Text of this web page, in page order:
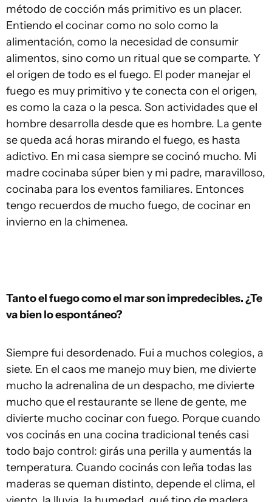
método de cocción más primitivo es un placer.
Entiendo el cocinar como no solo como la
alimentación, como la necesidad de consumir
alimentos, sino como un ritual que se comparte. Y
el origen de todo es el fuego. El poder manejar el
fuego es muy primitivo y te conecta con el origen,
es como la caza o la pesca. Son actividades que el
hombre desarrolla desde que es hombre. La gente
se queda acá horas mirando el fuego, es hasta
adictivo. En mi casa siempre se cocinó mucho. Mi
madre cocinaba súper bien y mi padre, maravilloso,
cocinaba para los eventos familiares. Entonces
tengo recuerdos de mucho fuego, de cocinar en
invierno en la chimenea.
Tanto el fuego como el mar son impredecibles. ¿Te
va bien lo espontáneo?
Siempre fui desordenado. Fui a muchos colegios, a
siete. En el caos me manejo muy bien, me divierte
mucho la adrenalina de un despacho, me divierte
mucho que el restaurante se llene de gente, me
divierte mucho cocinar con fuego. Porque cuando
vos cocinás en una cocina tradicional tenés casi
todo bajo control: girás una perilla y aumentás la
temperatura. Cuando cocinás con leña todas las
maderas se queman distinto, depende el clima, el